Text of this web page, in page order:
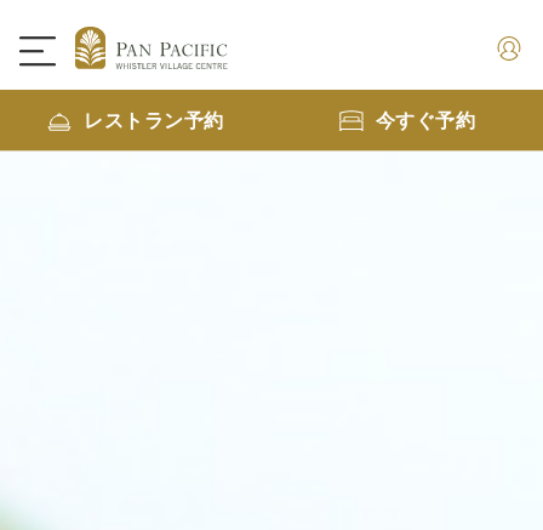
レストラン予約 今すぐ予約